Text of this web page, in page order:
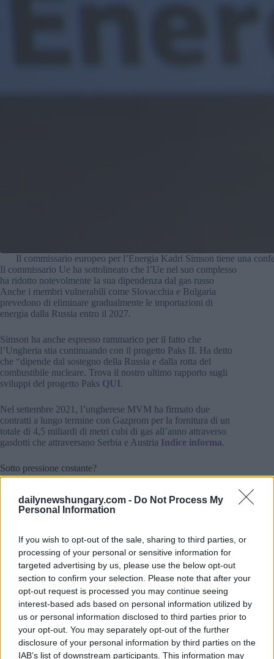
dailynewshungary.com - Do Not Process My
Personal Information
If you wish to opt-out of the sale, sharing to third parties, or
processing of your personal or sensitive information for
targeted advertising by us, please use the below opt-out
section to confirm your selection. Please note that after your
opt-out request is processed you may continue seeing
interest-based ads based on personal information utilized by
us or personal information disclosed to third parties prior to
your opt-out. You may separately opt-out of the further
disclosure of your personal information by third parties on the
IAB’s list of downstream participants. This information may
Il commissario europeo per l’Energia Kadri Simson tiene una
Il commissario Ue ha sottolineato che l’Ue nel suo complesso
ha ridotto notevolmente la sua dipendenza dal gas russo
Anche i membri vulnerabili come Slovacchia e Bulgaria
prevedono di eliminare gradualmente le importazioni di
energia dalla Russia entro il 2027.
Simson ha anche espresso rammarico per il fatto che
l’Ungheria stia continuando con il progetto Paks II. Ha detto
che “dipende dal sostegno della Russia e dalla rotta del
combustibile nucleare. Trova il nostro ultimo rapporto sugli
sviluppi del progetto Paks QUI.
Nel settembre 2021, l’ungherese MVM ha firmato due
contratti a lungo termine con Gazprom per la fornitura di un
totale di 4,5 miliardi di metri cubi di gas all’anno attraverso
gasdotti che attraversano Serbia e Austria Indice informa.
Sotto pressione costante?